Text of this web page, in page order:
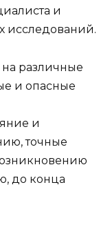
и
исследований.
на различные
и опасные
и
точные
до конца